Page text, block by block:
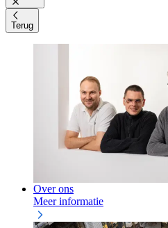
Terug
Over ons
Meer informatie